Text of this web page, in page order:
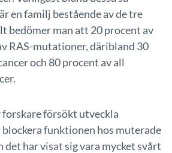
en familj bestående av de tre
bedömer man att 20 procent av
RAS-mutationer, däribland 30
och 80 procent av all
forskare försökt utveckla
blockera funktionen hos muterade
det har visat sig vara mycket svårt